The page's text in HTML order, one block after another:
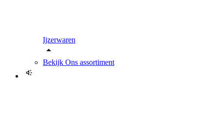
Ijzerwaren
Bekijk Ons assortiment